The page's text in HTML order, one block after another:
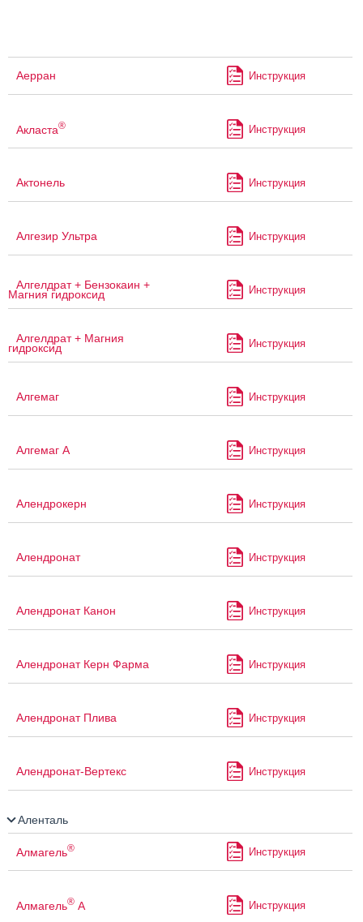
Аерран Инструкция
Акласта® Инструкция
Актонель Инструкция
Алгезир Ультра Инструкция
Алгелдрат + Бензокаин +
Магния гидроксид Инструкция
Алгелдрат + Магния
гидроксид Инструкция
Алгемаг Инструкция
Алгемаг А Инструкция
Алендрокерн Инструкция
Алендронат Инструкция
Алендронат Канон Инструкция
Алендронат Керн Фарма Инструкция
Алендронат Плива Инструкция
Алендронат-Вертекс Инструкция
Аленталь
Алмагель® Инструкция
Алмагель® А Инструкция